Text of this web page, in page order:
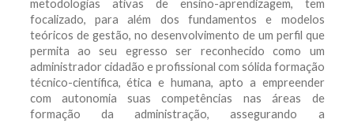
metodologias ativas de ensino-aprendizagem, tem
focalizado, para além dos fundamentos e modelos
teóricos de gestão, no desenvolvimento de um perfil que
permita ao seu egresso ser reconhecido como um
administrador cidadão e profissional com sólida formação
técnico-científica, ética e humana, apto a empreender
com autonomia suas competências nas áreas de
formação da administração, assegurando a